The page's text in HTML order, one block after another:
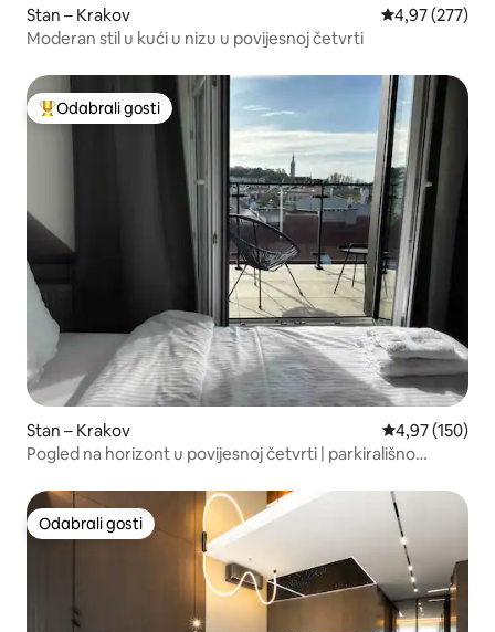
Stan – Krakov Prosječna
4,97 (277)
Moderan stil u kući u nizu u povijesnoj četvrti
Među najviše rangiranima s oznakom „Odabrali gosti”
Odabrali gosti
Stan – Krakov Prosječna
4,97 (150)
Pogled na horizont u povijesnoj četvrti | parkirališno
Odabrali gosti
Odabrali gosti